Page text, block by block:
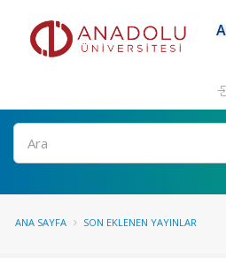
Ara
ANA SAYFA SON EKLENEN YAYINLAR